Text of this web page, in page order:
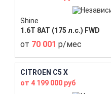
Shine
1.6T 8AT (175 л.с.) FWD
от 70 001 р/мес
CITROEN C5 X
от 4 199 000 руб